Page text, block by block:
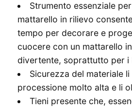
Strumento essenziale
mattarello in rilievo
tempo per decorare e
cuocere con un mattarello
divertente, soprattutto per i
Sicurezza del materiale
processione molto alta e li
Tieni presente che,